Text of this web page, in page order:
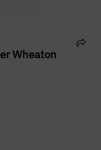
Wheaton